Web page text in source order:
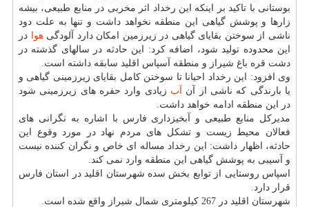
بوستانی با تاكید بر اینكه این رخداد اثر مخربی در منابع طبیعی، بیشه
زارها و پوشش گیاهی این منطقه نخواهد داشت و تنها به علت دود
ناشی از سوختن بقایای گیاهی در زیرزمین امكان دارد آلودگیهوا در
این محدوده تولید شود، اضافه كرد: این حادثه در سالهای گذشته در
دشت قره باغ شیراز و منطقه آسپاس اقلید سابقه داشته است.
وی افزود: این رخداد احیانا تا سوختن كامل بقایای زیرزمینی گیاهی و
یا بارندگی كه ناشی از آن آب زیادی وارد حفره های زیرزمینی شود
در این منطقه ادامه خواهد داشت.
مدیركل منابع طبیعی و آبخیزداری فارس با اشاره به نگرانی های
فعالان محیط زیست و تشكل های مردم نهاد در مورد وقوع این
حادثه، اظهار داشت: این رخداد مساله ای خاص و نگران كننده نیست
و آسیبی به پوشش گیاهی این منطقه وارد نمی كند.
اسپاس روستایی از توابع بخش سده شهرستان اقلید در استان فارس
قرار دارد.
شهرستان اقلید در 267 كیلومتری شمال شیراز واقع شده است.